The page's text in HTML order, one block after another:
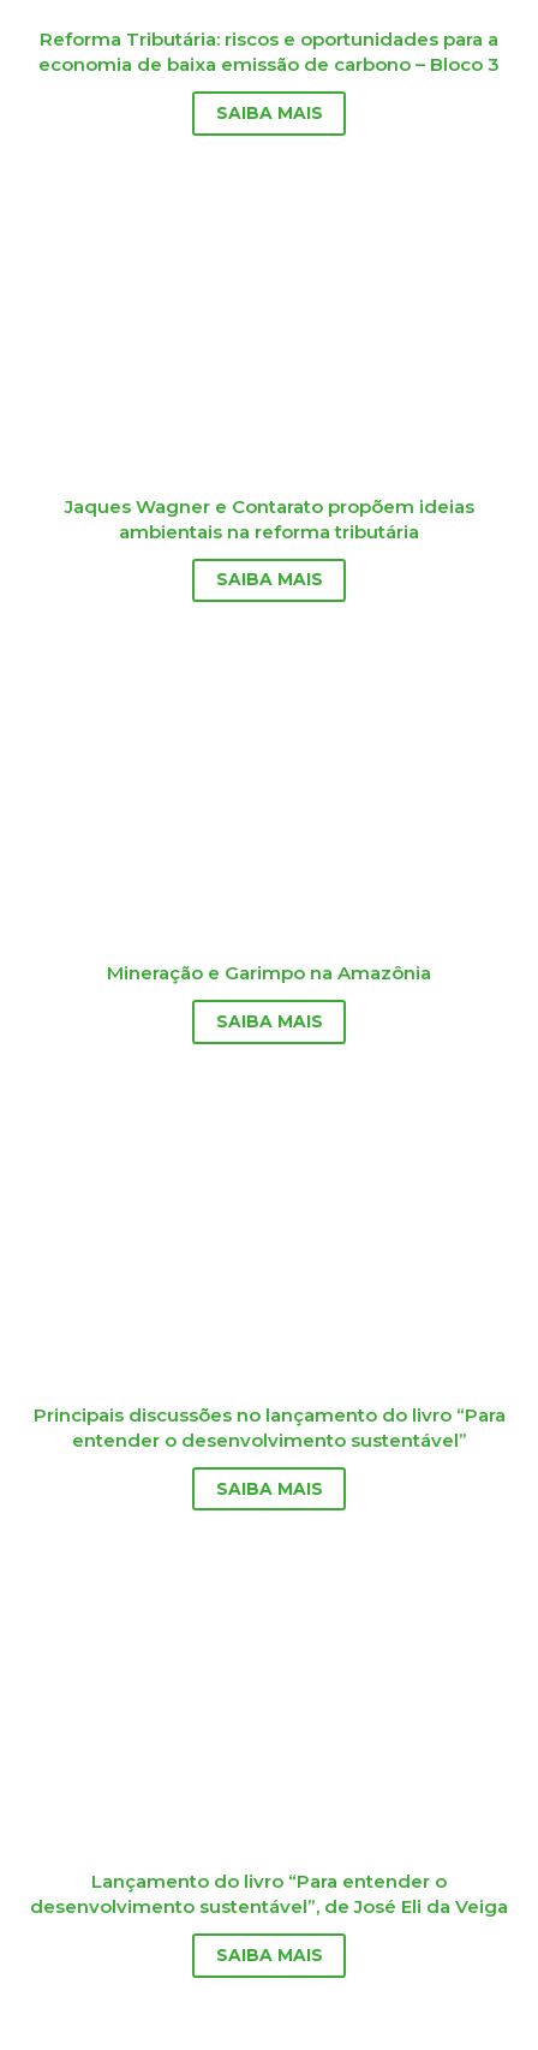
Reforma Tributária: riscos e oportunidades para a
economia de baixa emissão de carbono – Bloco 3
SAIBA MAIS
Jaques Wagner e Contarato propõem ideias
ambientais na reforma tributária
SAIBA MAIS
Mineração e Garimpo na Amazônia
SAIBA MAIS
Principais discussões no lançamento do livro “Para
entender o desenvolvimento sustentável”
SAIBA MAIS
Lançamento do livro “Para entender o
desenvolvimento sustentável”, de José Eli da Veiga
SAIBA MAIS